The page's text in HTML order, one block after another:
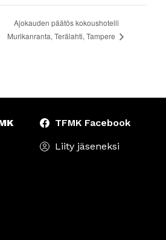
Ajokauden päätös kokoushotelli
Murikanranta, Terälahti, Tampere
TFMK Facebook
Liity jäseneksi